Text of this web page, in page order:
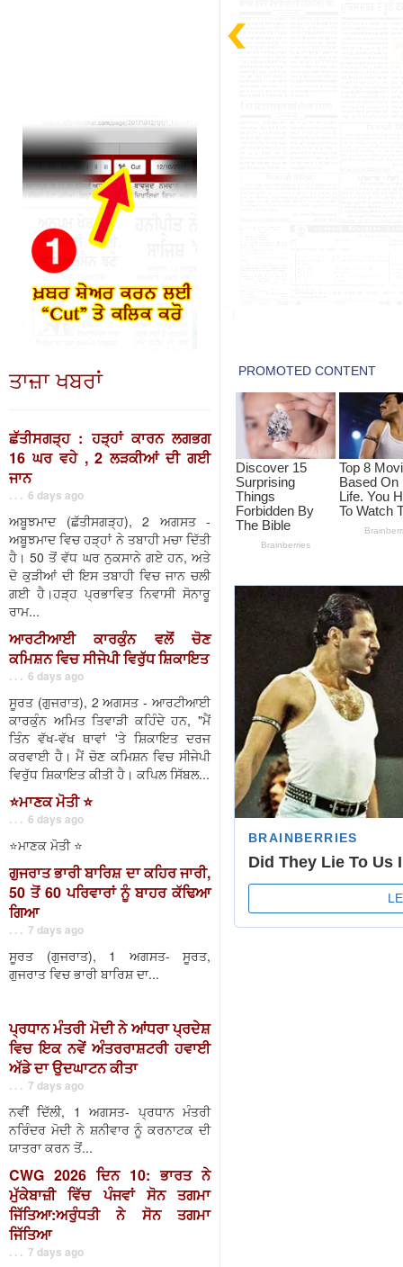
ਤਾਜ਼ਾ ਖਬਰਾਂ
ਛੱਤੀਸਗੜ੍ਹ : ਹੜ੍ਹਾਂ ਕਾਰਨ ਲਗਭਗ
16 ਘਰ ਵਹੇ , 2 ਲੜਕੀਆਂ ਦੀ ਗਈ
ਜਾਨ
. . . 6 days ago
ਅਬੂਝਮਾਦ (ਛੱਤੀਸਗੜ੍ਹ), 2 ਅਗਸਤ -
ਅਬੂਝਮਾਦ ਵਿਚ ਹੜ੍ਹਾਂ ਨੇ ਤਬਾਹੀ ਮਚਾ ਦਿੱਤੀ
ਹੈ। 50 ਤੋਂ ਵੱਧ ਘਰ ਨੁਕਸਾਨੇ ਗਏ ਹਨ, ਅਤੇ
ਦੋ ਕੁੜੀਆਂ ਦੀ ਇਸ ਤਬਾਹੀ ਵਿਚ ਜਾਨ ਚਲੀ
ਗਈ ਹੈ।ਹੜ੍ਹ ਪ੍ਰਭਾਵਿਤ ਨਿਵਾਸੀ ਸੋਨਾਰੂ
ਰਾਮ...
ਆਰਟੀਆਈ ਕਾਰਕੁੰਨ ਵਲੋਂ ਚੋਣ
ਕਮਿਸ਼ਨ ਵਿਚ ਸੀਜੇਪੀ ਵਿਰੁੱਧ ਸ਼ਿਕਾਇਤ
. . . 6 days ago
ਸੂਰਤ (ਗੁਜਰਾਤ), 2 ਅਗਸਤ - ਆਰਟੀਆਈ
ਕਾਰਕੁੰਨ ਅਮਿਤ ਤਿਵਾੜੀ ਕਹਿੰਦੇ ਹਨ, "ਮੈਂ
ਤਿੰਨ ਵੱਖ-ਵੱਖ ਥਾਵਾਂ 'ਤੇ ਸ਼ਿਕਾਇਤ ਦਰਜ
ਕਰਵਾਈ ਹੈ। ਮੈਂ ਚੋਣ ਕਮਿਸ਼ਨ ਵਿਚ ਸੀਜੇਪੀ
ਵਿਰੁੱਧ ਸ਼ਿਕਾਇਤ ਕੀਤੀ ਹੈ। ਕਪਿਲ ਸਿੱਬਲ...
⭐️ਮਾਣਕ ਮੋਤੀ ⭐️
. . . 6 days ago
⭐️ਮਾਣਕ ਮੋਤੀ ⭐️
ਗੁਜਰਾਤ ਭਾਰੀ ਬਾਰਿਸ਼ ਦਾ ਕਹਿਰ ਜਾਰੀ,
50 ਤੋਂ 60 ਪਰਿਵਾਰਾਂ ਨੂੰ ਬਾਹਰ ਕੱਢਿਆ
ਗਿਆ
. . . 7 days ago
ਸੂਰਤ (ਗੁਜਰਾਤ), 1 ਅਗਸਤ- ਸੂਰਤ,
ਗੁਜਰਾਤ ਵਿਚ ਭਾਰੀ ਬਾਰਿਸ਼ ਦਾ...
ਪ੍ਰਧਾਨ ਮੰਤਰੀ ਮੋਦੀ ਨੇ ਆਂਧਰਾ ਪ੍ਰਦੇਸ਼
ਵਿਚ ਇਕ ਨਵੇਂ ਅੰਤਰਰਾਸ਼ਟਰੀ ਹਵਾਈ
ਅੱਡੇ ਦਾ ਉਦਘਾਟਨ ਕੀਤਾ
. . . 7 days ago
ਨਵੀਂ ਦਿੱਲੀ, 1 ਅਗਸਤ- ਪ੍ਰਧਾਨ ਮੰਤਰੀ
ਨਰਿੰਦਰ ਮੋਦੀ ਨੇ ਸ਼ਨੀਵਾਰ ਨੂੰ ਕਰਨਾਟਕ ਦੀ
ਯਾਤਰਾ ਕਰਨ ਤੋਂ...
CWG 2026 ਦਿਨ 10: ਭਾਰਤ ਨੇ
ਮੁੱਕੇਬਾਜ਼ੀ ਵਿੱਚ ਪੰਜਵਾਂ ਸੋਨ ਤਗਮਾ
ਜਿੱਤਿਆ:ਅਰੁੰਧਤੀ ਨੇ ਸੋਨ ਤਗਮਾ
ਜਿੱਤਿਆ
. . . 7 days ago